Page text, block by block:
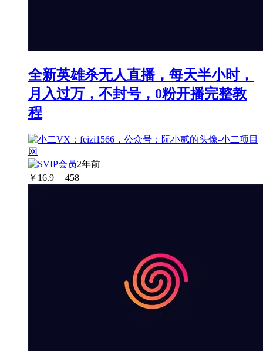
全新英雄杀无人直播，每天半小时，
月入过万，不封号，0粉开播完整教
程
2年前
￥ 16.9 458